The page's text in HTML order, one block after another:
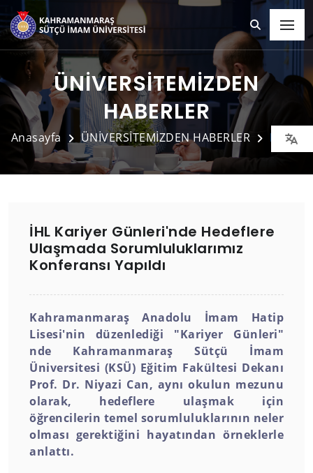
ÜNİVERSİTEMİZDEN
HABERLER
Anasayfa ÜNİVERSİTEMİZDEN HABERLER Detay
İHL Kariyer Günleri'nde Hedeflere
Ulaşmada Sorumluluklarımız
Konferansı Yapıldı
Kahramanmaraş Anadolu İmam Hatip
Lisesi'nin düzenlediği "Kariyer Günleri"
nde Kahramanmaraş Sütçü İmam
Üniversitesi (KSÜ) Eğitim Fakültesi Dekanı
Prof. Dr. Niyazi Can, aynı okulun mezunu
olarak, hedeflere ulaşmak için
öğrencilerin temel sorumluluklarının neler
olması gerektiğini hayatından örneklerle
anlattı.